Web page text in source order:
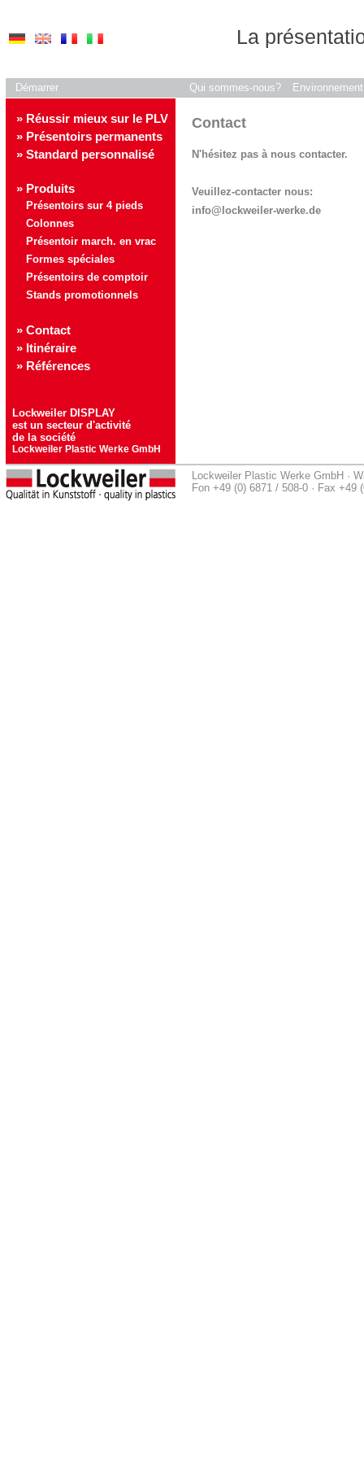
La
Démarrer Qui sommes-nous? Environnement
» Réussir mieux sur le PLV
» Présentoirs permanents
» Standard personnalisé
» Produits
Présentoirs sur 4 pieds
Colonnes
Présentoir march. en vrac
Formes spéciales
Présentoirs de comptoir
Stands promotionnels
» Contact
» Itinéraire
» Références
Contact
N'hésitez pas à nous contacter.
Veuillez-contacter nous:
info@lockweiler-werke.de
Lockweiler DISPLAY
est un secteur d'activité
de la société
Lockweiler Plastic Werke GmbH
Lockweiler Plastic Werke GmbH ·
Fon +49 (0) 6871 / 508-0 · Fax +49